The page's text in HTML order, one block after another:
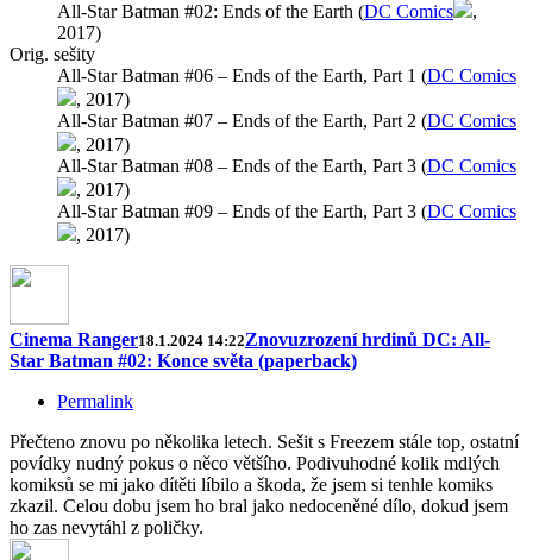
All-Star Batman #02: Ends of the Earth (DC Comics
,
2017)
Orig. sešity
All-Star Batman #06 – Ends of the Earth, Part 1 (DC Comics
, 2017)
All-Star Batman #07 – Ends of the Earth, Part 2 (DC Comics
, 2017)
All-Star Batman #08 – Ends of the Earth, Part 3 (DC Comics
, 2017)
All-Star Batman #09 – Ends of the Earth, Part 3 (DC Comics
, 2017)
Cinema Ranger18.1.2024 14:22Znovuzrození hrdinů DC: All-
Star Batman #02: Konce světa (paperback)
Permalink
Přečteno znovu po několika letech. Sešit s Freezem stále top, ostatní
povídky nudný pokus o něco většího. Podivuhodné kolik mdlých
komiksů se mi jako dítěti líbilo a škoda, že jsem si tenhle komiks
zkazil. Celou dobu jsem ho bral jako nedoceněné dílo, dokud jsem
ho zas nevytáhl z poličky.